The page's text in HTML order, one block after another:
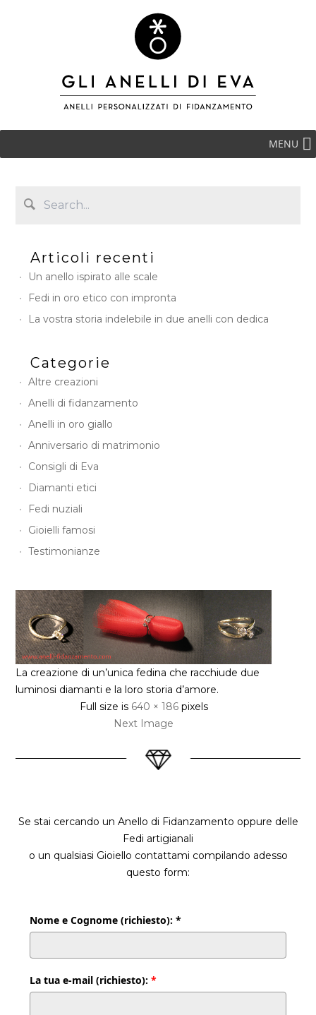
MENU
Articoli recenti
Un anello ispirato alle scale
Fedi in oro etico con impronta
La vostra storia indelebile in due anelli con dedica
Categorie
Altre creazioni
Anelli di fidanzamento
Anelli in oro giallo
Anniversario di matrimonio
Consigli di Eva
Diamanti etici
Fedi nuziali
Gioielli famosi
Testimonianze
La creazione di un’unica fedina che racchiude due
luminosi diamanti e la loro storia d’amore.
Full size is 640 × 186pixels
Next Image
Se stai cercando un Anello di Fidanzamento oppure delle
Fedi artigianali
o un qualsiasi Gioiello contattami compilando adesso
questo form:
Nome e Cognome (richiesto): *
La tua e-mail (richiesto):*